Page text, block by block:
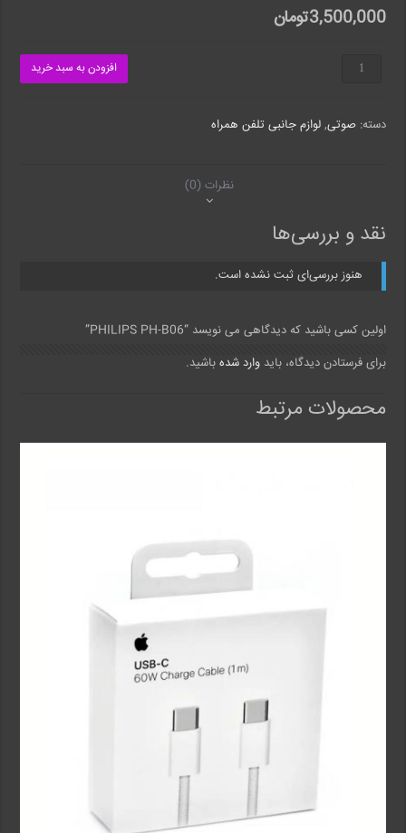
3,500,000تومان
PHILIPS
افزودن به سبد خرید
دسته:صوتی,لوازم جانبی تلفن همراه
نظرات (0)
نقد و بررسی‌ها
هنوز بررسی‌ای ثبت نشده است.
اولین کسی باشید که دیدگاهی می نویسد “PHILIPS PH-B06”
برای فرستادن دیدگاه، بایدوارد شده باشید.
محصولات مرتبط